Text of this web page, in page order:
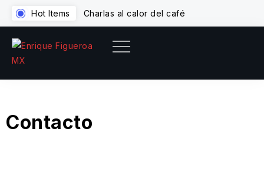
Hot Items Charlas al calor del café
Contacto